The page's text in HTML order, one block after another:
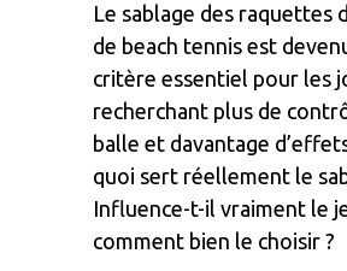
Le sablage des raquettes
de beach tennis est
critère essentiel pour les
recherchant plus de
balle et davantage
quoi sert réellement le
Influence-t-il vraiment le
comment bien le choisir ?